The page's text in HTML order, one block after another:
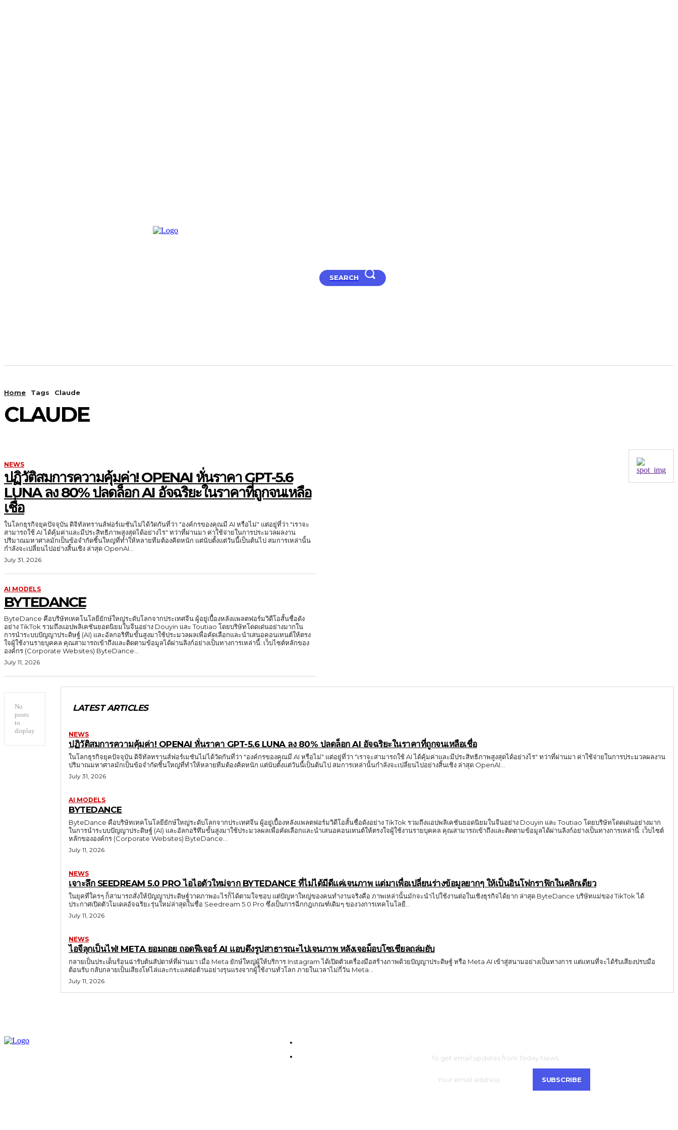
SEARCH
Home Tags Claude
CLAUDE
NEWS
ปฏิวัติสมการความคุ้มค่า! OPENAI หั่นราคา GPT-5.6
LUNA ลง 80% ปลดล็อก AI อัจฉริยะในราคาที่ถูกจนเหลือ
เชื่อ
ในโลกธุรกิจยุคปัจจุบัน ดิจิทัลทรานส์ฟอร์เมชันไม่ได้วัดกันที่ว่า "องค์กรของคุณมี AI หรือไม่" แต่อยู่ที่ว่า "เราจะ
สามารถใช้ AI ได้คุ้มค่าและมีประสิทธิภาพสูงสุดได้อย่างไร" ทว่าที่ผ่านมา ค่าใช้จ่ายในการประมวลผลงาน
ปริมาณมหาศาลมักเป็นข้อจำกัดชิ้นใหญ่ที่ทำให้หลายทีมต้องคิดหนัก แต่นับตั้งแต่วันนี้เป็นต้นไป สมการเหล่านั้น
กำลังจะเปลี่ยนไปอย่างสิ้นเชิง ล่าสุด OpenAI...
July 31, 2026
AI MODELS
BYTEDANCE
ByteDance คือบริษัทเทคโนโลยียักษ์ใหญ่ระดับโลกจากประเทศจีน ผู้อยู่เบื้องหลังแพลตฟอร์มวิดีโอสั้นชื่อดัง
อย่าง TikTok รวมถึงแอปพลิเคชันยอดนิยมในจีนอย่าง Douyin และ Toutiao โดยบริษัทโดดเด่นอย่างมากใน
การนำระบบปัญญาประดิษฐ์ (AI) และอัลกอริทึมขั้นสูงมาใช้ประมวลผลเพื่อคัดเลือกและนำเสนอคอนเทนต์ให้ตรง
ใจผู้ใช้งานรายบุคคล คุณสามารถเข้าถึงและติดตามข้อมูลได้ผ่านลิงก์อย่างเป็นทางการเหล่านี้: เว็บไซต์หลักของ
องค์กร (Corporate Websites) ByteDance...
July 11, 2026
No
posts
to
display
LATEST ARTICLES
NEWS
ปฏิวัติสมการความคุ้มค่า! OPENAI หั่นราคา GPT-5.6 LUNA ลง 80% ปลดล็อก AI อัจฉริยะในราคาที่ถูกจนเหลือเชื่อ
ในโลกธุรกิจยุคปัจจุบัน ดิจิทัลทรานส์ฟอร์เมชันไม่ได้วัดกันที่ว่า "องค์กรของคุณมี AI หรือไม่" แต่อยู่ที่ว่า "เราจะสามารถใช้ AI ได้คุ้มค่าและมีประสิทธิภาพสูงสุดได้อย่างไร" ทว่าที่ผ่านมา ค่าใช้จ่ายในการประมวลผลงาน
ปริมาณมหาศาลมักเป็นข้อจำกัดชิ้นใหญ่ที่ทำให้หลายทีมต้องคิดหนัก แต่นับตั้งแต่วันนี้เป็นต้นไป สมการเหล่านั้นกำลังจะเปลี่ยนไปอย่างสิ้นเชิง ล่าสุด OpenAI...
July 31, 2026
AI MODELS
BYTEDANCE
ByteDance คือบริษัทเทคโนโลยียักษ์ใหญ่ระดับโลกจากประเทศจีน ผู้อยู่เบื้องหลังแพลตฟอร์มวิดีโอสั้นชื่อดังอย่าง TikTok รวมถึงแอปพลิเคชันยอดนิยมในจีนอย่าง Douyin และ Toutiao โดยบริษัทโดดเด่นอย่างมาก
ในการนำระบบปัญญาประดิษฐ์ (AI) และอัลกอริทึมขั้นสูงมาใช้ประมวลผลเพื่อคัดเลือกและนำเสนอคอนเทนต์ให้ตรงใจผู้ใช้งานรายบุคคล คุณสามารถเข้าถึงและติดตามข้อมูลได้ผ่านลิงก์อย่างเป็นทางการเหล่านี้: เว็บไซต์
หลักขององค์กร (Corporate Websites) ByteDance...
July 11, 2026
NEWS
เจาะลึก SEEDREAM 5.0 PRO ไอไอตัวใหม่จาก BYTEDANCE ที่ไม่ได้มีดีแค่เจนภาพ แต่มาเพื่อเปลี่ยนร่างข้อมูลยากๆ ให้เป็นอินโฟกราฟิกในคลิกเดียว
ในยุคที่ใครๆ ก็สามารถสั่งให้ปัญญาประดิษฐ์วาดภาพอะไรก็ได้ตามใจชอบ แต่ปัญหาใหญ่ของคนทำงานจริงคือ ภาพเหล่านั้นมักจะนำไปใช้งานต่อในเชิงธุรกิจได้ยาก ล่าสุด ByteDance บริษัทแม่ของ TikTok ได้
ประกาศเปิดตัวโมเดลอัจฉริยะรุ่นใหม่ล่าสุดในชื่อ Seedream 5.0 Pro ซึ่งเป็นการฉีกกฎเกณฑ์เดิมๆ ของวงการเทคโนโลยี...
July 11, 2026
NEWS
ไอจีลุกเป็นไฟ! META ยอมถอย ถอดฟีเจอร์ AI แอบดึงรูปสาธารณะไปเจนภาพ หลังเจอม็อบโซเชียลถล่มยับ
กลายเป็นประเด็นร้อนฉ่ารับต้นสัปดาห์ที่ผ่านมา เมื่อ Meta ยักษ์ใหญ่ผู้ให้บริการ Instagram ได้เปิดตัวเครื่องมือสร้างภาพด้วยปัญญาประดิษฐ์ หรือ Meta AI เข้าสู่สนามอย่างเป็นทางการ แต่แทนที่จะได้รับเสียงปรบมือ
ต้อนรับ กลับกลายเป็นเสียงโห่ไล่และกระแสต่อต้านอย่างรุนแรงจากผู้ใช้งานทั่วโลก ภายในเวลาไม่กี่วัน Meta...
July 11, 2026
To get email updates from Today News.
SUBSCRIBE